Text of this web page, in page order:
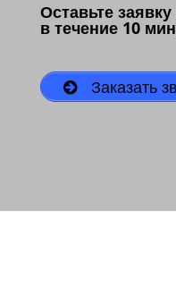
Оставьте
в течение 10
Заказать